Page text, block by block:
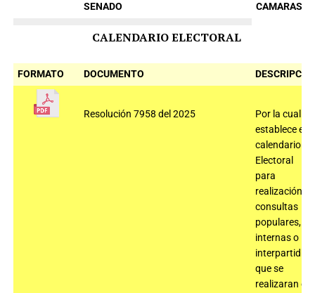
SENADO CAMARAS
CALENDARIO ELECTORAL
FORMATO DOCUMENTO
Resolución 7958 del 2025
Por la cual se
establece el
calendario
Electoral
para
realización
consultas
populares,
internas o
que se
realizaran el